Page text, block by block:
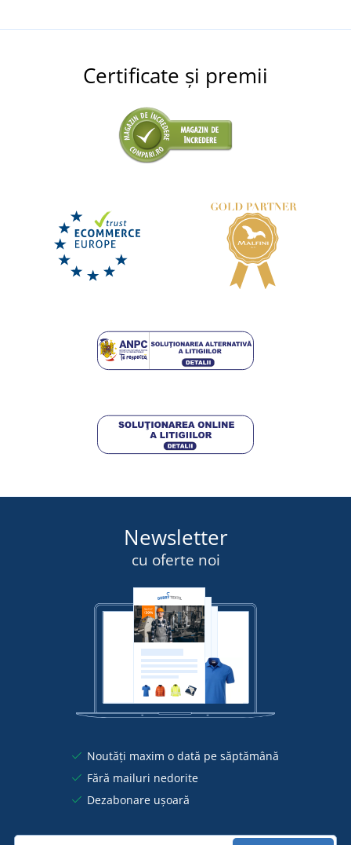
Pernă de copii cu imprimeu
DETALII
Lenjerie de pat Stadion de fotbal
138,75 lei
DETALII
Certificate și premii
Newsletter
cu oferte noi
Noutăți maxim o dată pe săptămână
Fără mailuri nedorite
Dezabonare ușoară